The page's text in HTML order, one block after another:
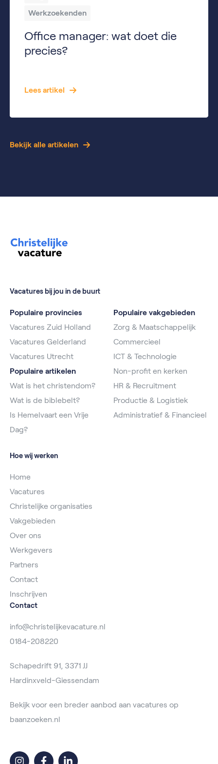
Werkzoekenden
Office manager: wat doet die
precies?
Lees artikel
Bekijk alle artikelen
Vacatures bij jou in de buurt
Populaire provincies
Vacatures Zuid Holland
Vacatures Gelderland
Vacatures Utrecht
Populaire artikelen
Wat is het christendom?
Wat is de biblebelt?
Is Hemelvaart een Vrije
Dag?
Populaire vakgebieden
Zorg & Maatschappelijk
Commercieel
ICT & Technologie
Non-profit en kerken
HR & Recruitment
Productie & Logistiek
Administratief & Financieel
Hoe wij werken
Home
Vacatures
Christelijke organisaties
Vakgebieden
Over ons
Werkgevers
Partners
Contact
Inschrijven
Contact
info@christelijkevacature.nl
0184-208220
Schapedrift 91, 3371 JJ
Hardinxveld-Giessendam
Bekijk voor een breder aanbod aan vacatures op
baanzoeken.nl